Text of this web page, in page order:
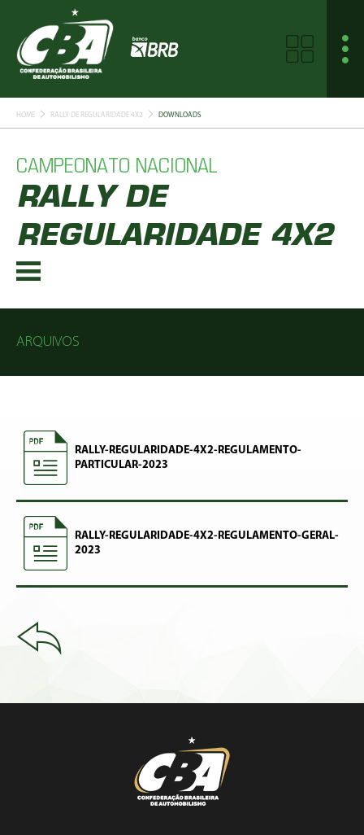
HOME RALLY DE REGULARIDADE 4X2 DOWNLOADS
CAMPEONATO NACIONAL
RALLY DE
REGULARIDADE 4X2
ARQUIVOS
RALLY-REGULARIDADE-4X2-REGULAMENTO-
PARTICULAR-2023
RALLY-REGULARIDADE-4X2-REGULAMENTO-GERAL-
2023